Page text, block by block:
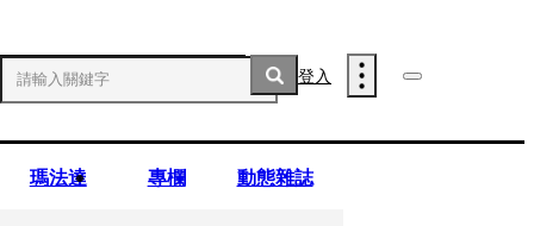
登入
瑪法達 專欄 動態雜誌